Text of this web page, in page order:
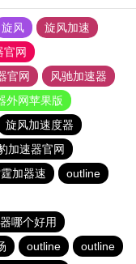
旋风
旋风加速
官网
官网
风驰加速器
外网苹果版
旋风加速度器
加速器官网
加器速
outline
哪个好用
outline outline